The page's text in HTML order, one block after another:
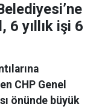
6 yıllık işi 6
CHP Genel
önünde büyük